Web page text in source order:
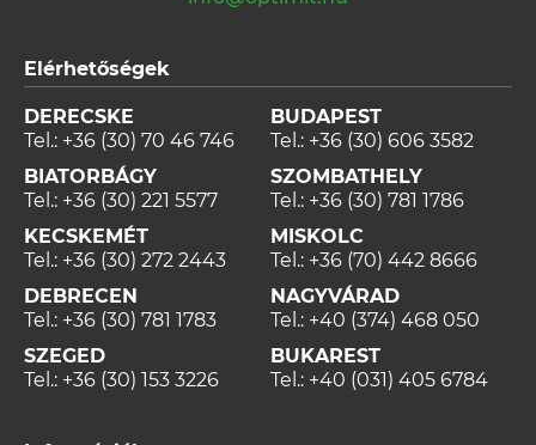
Elérhetőségek
DERECSKE
Tel.: +36 (30) 70 46 746
BIATORBÁGY
Tel.: +36 (30) 221 5577
KECSKEMÉT
Tel.: +36 (30) 272 2443
DEBRECEN
Tel.: +36 (30) 781 1783
SZEGED
Tel.: +36 (30) 153 3226
BUDAPEST
Tel.: +36 (30) 606 3582
SZOMBATHELY
Tel.: +36 (30) 781 1786
MISKOLC
Tel.: +36 (70) 442 8666
NAGYVÁRAD
Tel.: +40 (374) 468 050
BUKAREST
Tel.: +40 (031) 405 6784